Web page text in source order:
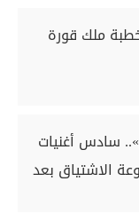
ملك قورة
سادس أغنيات
الاشتياق بعد